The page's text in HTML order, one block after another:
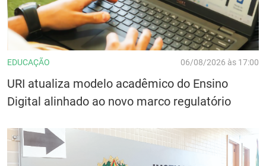
EDUCAÇÃO 06/08/2026 às 17:00
URI atualiza modelo acadêmico do Ensino
Digital alinhado ao novo marco regulatório